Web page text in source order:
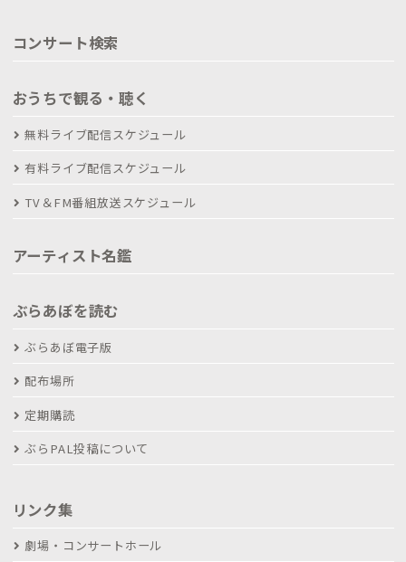
コンサート検索
おうちで観る・聴く
無料ライブ配信スケジュール
有料ライブ配信スケジュール
TV＆FM番組放送スケジュール
アーティスト名鑑
ぶらあぼを読む
ぶらあぼ電子版
配布場所
定期購読
ぶらPAL投稿について
リンク集
劇場・コンサートホール